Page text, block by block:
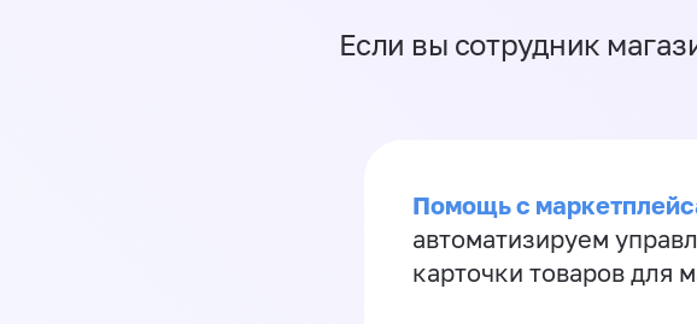
Если вы сотрудник
Помощь с
автоматизируем
карточки товаров для